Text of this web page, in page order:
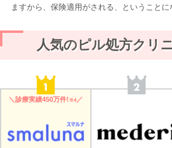
ますから、保険適用がされる、ということに
人気のピル処方クリ
＼診療実績450万件! ※4／